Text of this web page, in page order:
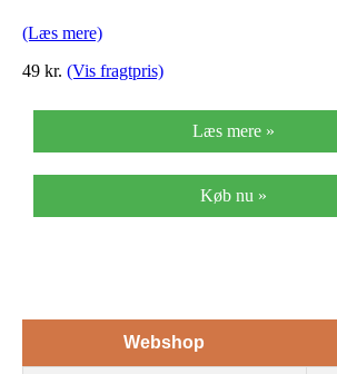
(Læs mere)
49 kr. (Vis fragtpris)
Læs mere »
Køb nu »
Webshop